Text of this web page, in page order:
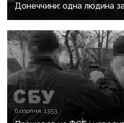
Донеччини: одна людина
поранені
6 серпня, 13:53